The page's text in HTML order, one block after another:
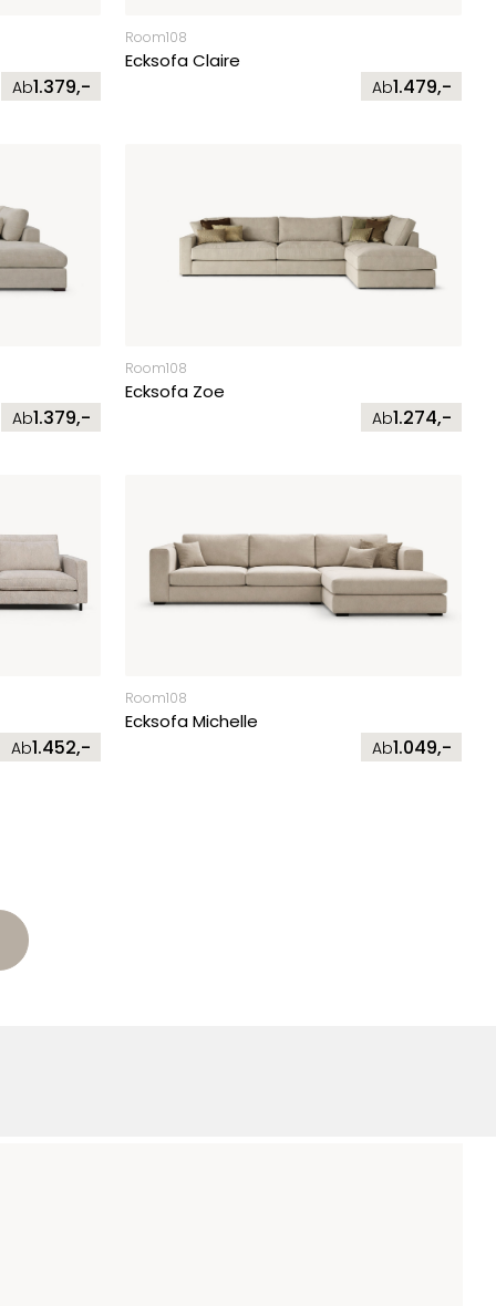
Ab1.379,-
Room108
Ecksofa Claire
Ab1.479,-
Ab1.379,-
Room108
Ecksofa Zoe
Ab1.274,-
Ab1.452,-
Room108
Ecksofa Michelle
Ab1.049,-